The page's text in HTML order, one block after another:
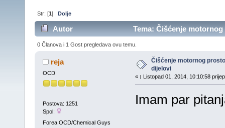
Str: [1]Dolje
Autor Tema: Čišćenje
0 Članova i 1 Gost pregledava ovu temu.
reja
OCD
Postova: 1251
Spol:
Forea OCD/Chemical Guys
Čišćenje motornog
dijelovi
« : Listopad 01, 2014, 10:10:58
Imam par